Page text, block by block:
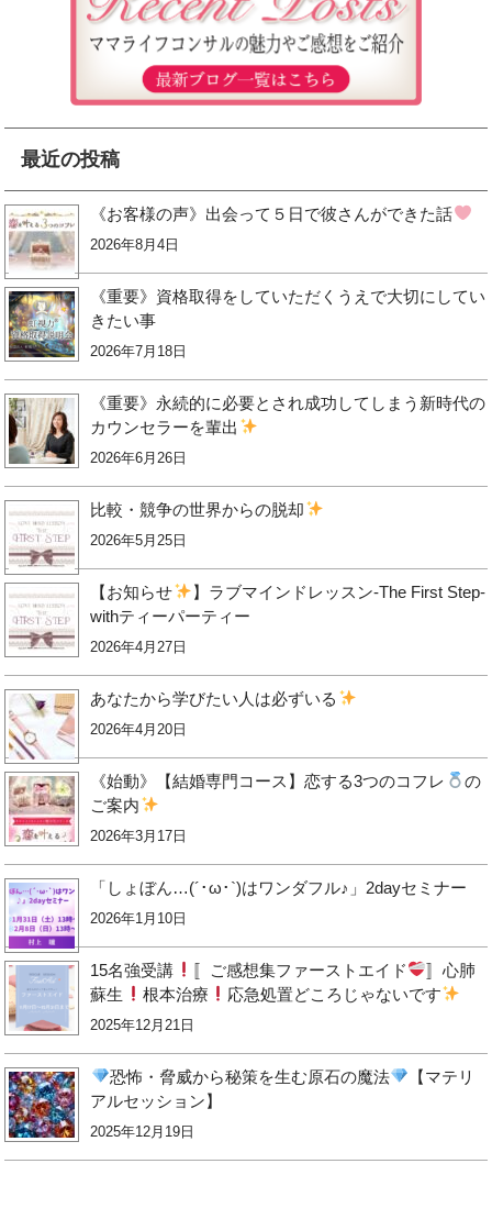
最近の投稿
《お客様の声》出会って５日で彼さんができた話
2026年8月4日
《重要》資格取得をしていただくうえで大切にしてい
きたい事
2026年7月18日
《重要》永続的に必要とされ成功してしまう新時代の
カウンセラーを輩出
2026年6月26日
比較・競争の世界からの脱却
2026年5月25日
【お知らせ
】ラブマインドレッスン-The First Step-
withティーパーティー
2026年4月27日
あなたから学びたい人は必ずいる
2026年4月20日
《始動》【結婚専門コース】恋する3つのコフレ
の
ご案内
2026年3月17日
「しょぼん…(´･ω･`)はワンダフル♪」2dayセミナー
2026年1月10日
15名強受講 〚ご感想集ファーストエイド
〛心肺
蘇生
根本治療 応急処置どころじゃないです
2025年12月21日
恐怖・脅威から秘策を生む原石の魔法
【マテリ
アルセッション】
2025年12月19日